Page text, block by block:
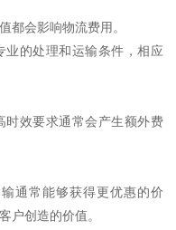
都会影响物流费用。
业的处理和运输条件，相应
时效要求通常会产生额外费
通常能够获得更优惠的价
户创造的价值。